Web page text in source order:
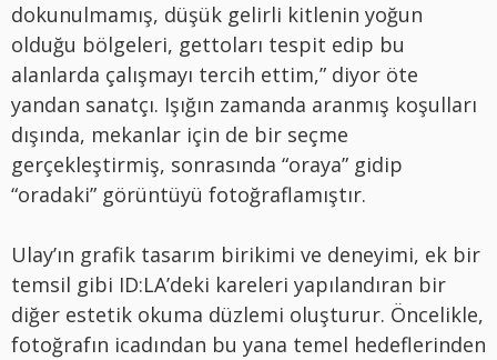
dokunulmamış, düşük gelirli kitlenin yoğun
olduğu bölgeleri, gettoları tespit edip bu
alanlarda çalışmayı tercih ettim,” diyor öte
yandan sanatçı. Işığın zamanda aranmış koşulları
dışında, mekanlar için de bir seçme
gerçekleştirmiş, sonrasında “oraya” gidip
“oradaki” görüntüyü fotoğraflamıştır.
Ulay’ın grafik tasarım birikimi ve deneyimi, ek bir
temsil gibi ID:LA’deki kareleri yapılandıran bir
diğer estetik okuma düzlemi oluşturur. Öncelikle,
fotoğrafın icadından bu yana temel hedeflerinden